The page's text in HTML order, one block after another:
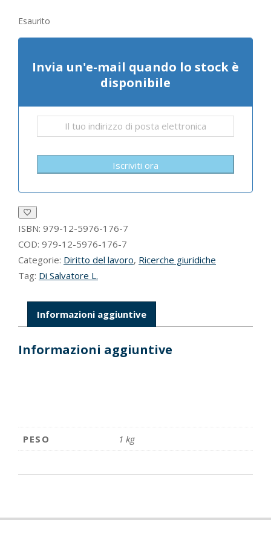
Esaurito
Invia un'e-mail quando lo stock è
disponibile
Iscriviti ora
ISBN: 979-12-5976-176-7
COD: 979-12-5976-176-7
Categorie: Diritto del lavoro, Ricerche giuridiche
Tag: Di Salvatore L.
Informazioni aggiuntive
Informazioni aggiuntive
PESO 1 kg